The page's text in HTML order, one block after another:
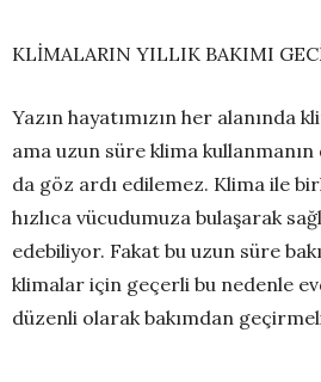
KLİMALARIN YILLIK BAKIMI
Yazın hayatımızın her alanında
ama uzun süre klima kullanmanın
da göz ardı edilemez. Klima ile
hızlıca vücudumuza bulaşarak
edebiliyor. Fakat bu uzun süre
klimalar için geçerli bu nedenle
düzenli olarak bakımdan